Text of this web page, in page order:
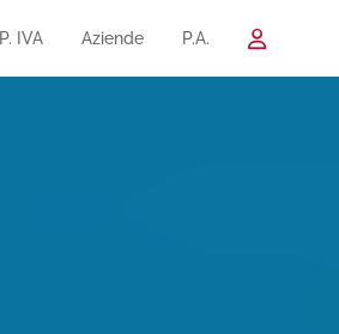
P. IVA Aziende P.A.